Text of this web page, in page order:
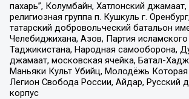
пахарь”, Колумбайн, Хатлонский
религиозная группа п. Кушкуль г.
татарский добровольческий батальон
Челебиджихана, Азов, Партия
Таджикистана, Народная самооборона,
джамаат, московская ячейка, Батал-
Маньяки Культ Убийц, Молодёжь Которая
Легион Свобода России, Айдар, Русский
корпус